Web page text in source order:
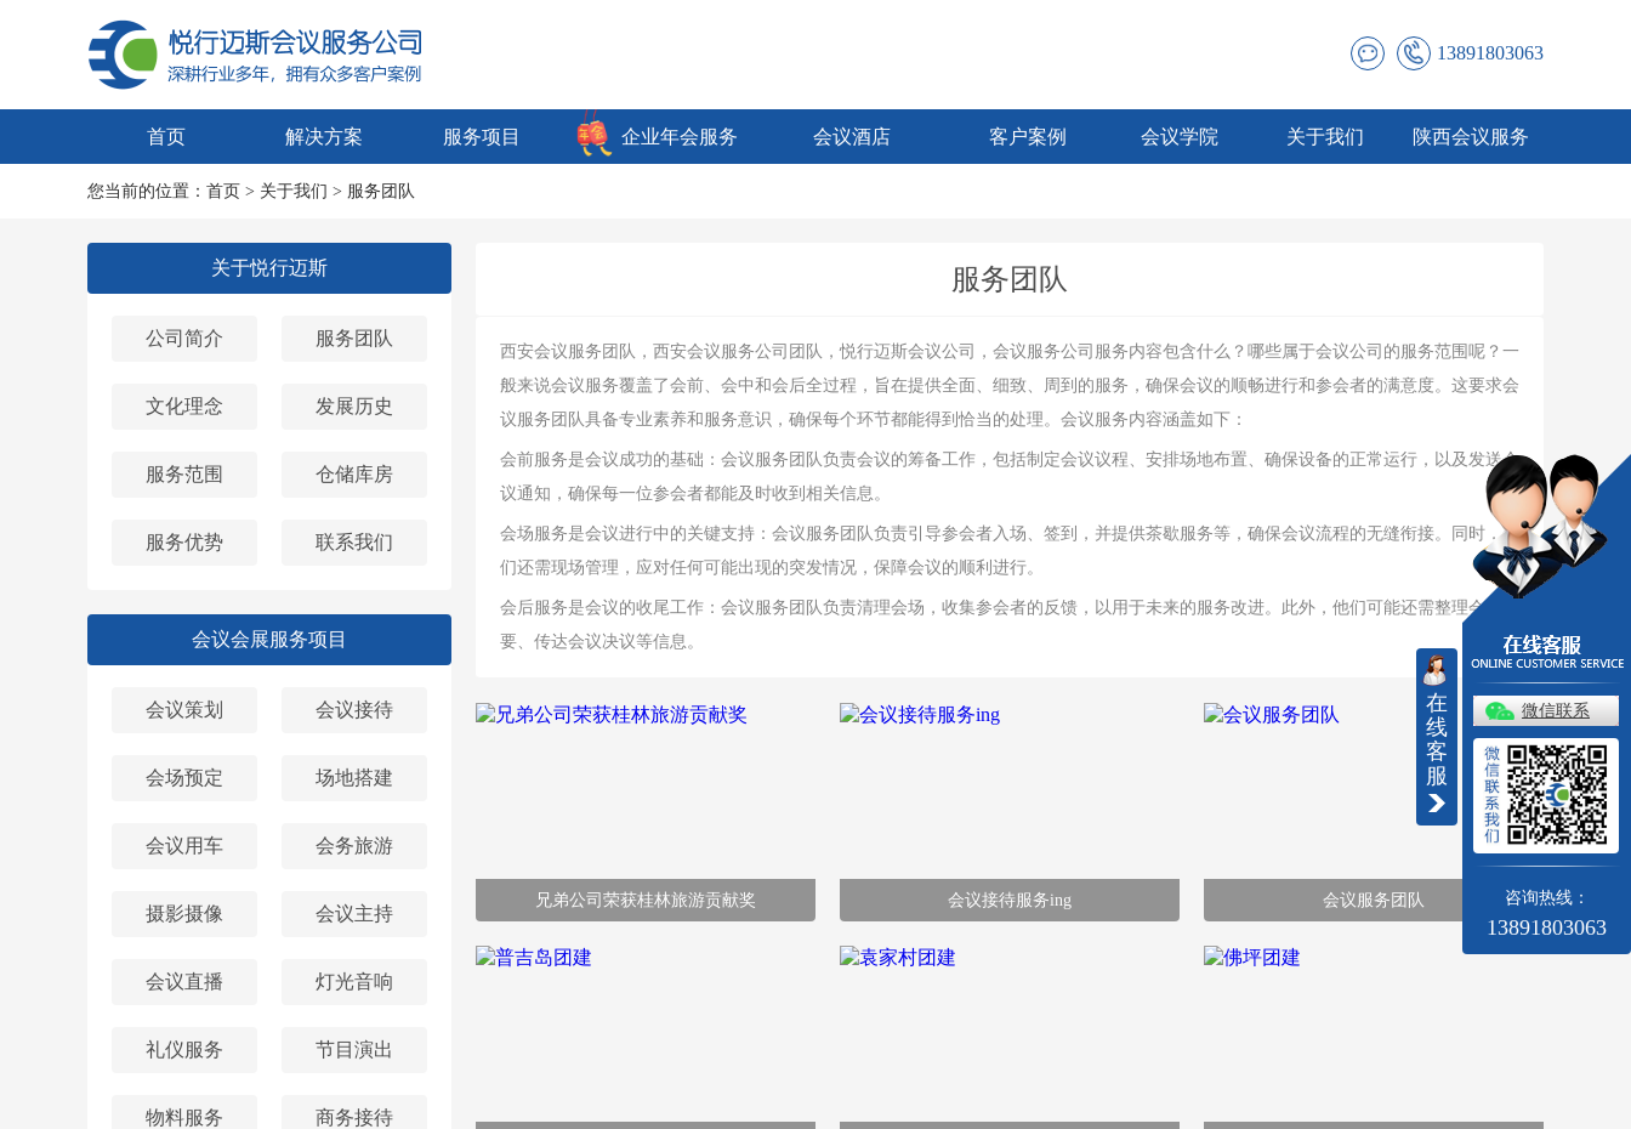
13891803063
首页 解决方案 服务项目 企业年会服务 会议酒店 客户案例 会议学院 关于我们 陕西会议服务
您当前的位置： 首页 > 关于我们 > 服务团队
关于悦行迈斯
公司简介 服务团队
文化理念 发展历史
服务范围 仓储库房
服务优势 联系我们
会议会展服务项目
会议策划 会议接待
会场预定 场地搭建
会议用车 会务旅游
摄影摄像 会议主持
会议直播 灯光音响
礼仪服务 节目演出
物料服务 商务接待
服务团队
西安会议服务团队，西安会议服务公司团队，悦行迈斯会议公司，会议服务公司服务内容包含什么？哪些属于会议公司的服务范围呢？一
般来说会议服务覆盖了会前、会中和会后全过程，旨在提供全面、细致、周到的服务，确保会议的顺畅进行和参会者的满意度。这要求会
议服务团队具备专业素养和服务意识，确保每个环节都能得到恰当的处理。会议服务内容涵盖如下：
会前服务是会议成功的基础：会议服务团队负责会议的筹备工作，包括制定会议议程、安排场地布置、确保设备的正常运行，以及发送会
议通知，确保每一位参会者都能及时收到相关信息。
会场服务是会议进行中的关键支持：会议服务团队负责引导参会者入场、签到，并提供茶歇服务等，确保会议流程的无缝衔接。同时，他
们还需现场管理，应对任何可能出现的突发情况，保障会议的顺利进行。
会后服务是会议的收尾工作：会议服务团队负责清理会场，收集参会者的反馈，以用于未来的服务改进。此外，他们可能还需整理会议纪
要、传达会议决议等信息。
兄弟公司荣获桂林旅游贡献奖 会议接待服务ing 会议服务团队
在
线
客
服
微信联系
咨询热线：
13891803063